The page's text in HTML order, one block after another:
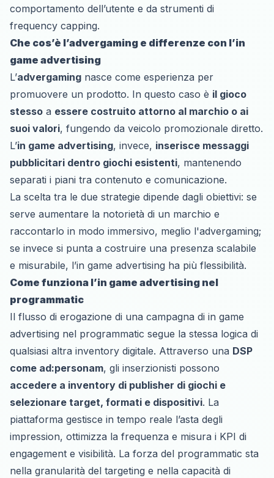
comportamento dell’utente e da strumenti di
frequency capping.
Che cos’è l’advergaming e differenze con l’in
game advertising
L’advergaming nasce come esperienza per
promuovere un prodotto. In questo caso è il gioco
stesso a essere costruito attorno al marchio o ai
suoi valori, fungendo da veicolo promozionale diretto.
L’in game advertising, invece, inserisce messaggi
pubblicitari dentro giochi esistenti, mantenendo
separati i piani tra contenuto e comunicazione.
La scelta tra le due strategie dipende dagli obiettivi: se
serve aumentare la notorietà di un marchio e
raccontarlo in modo immersivo, meglio l'advergaming;
se invece si punta a costruire una presenza scalabile
e misurabile, l’in game advertising ha più flessibilità.
Come funziona l’in game advertising nel
programmatic
Il flusso di erogazione di una campagna di in game
advertising nel programmatic segue la stessa logica di
qualsiasi altra inventory digitale. Attraverso una DSP
come ad:personam, gli inserzionisti possono
accedere a inventory di publisher di giochi e
selezionare target, formati e dispositivi. La
piattaforma gestisce in tempo reale l’asta degli
impression, ottimizza la frequenza e misura i KPI di
engagement e visibilità. La forza del programmatic sta
nella granularità del targeting e nella capacità di